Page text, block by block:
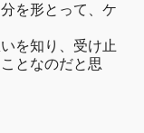
を形とって、ケ
を知り、受け止
となのだと思